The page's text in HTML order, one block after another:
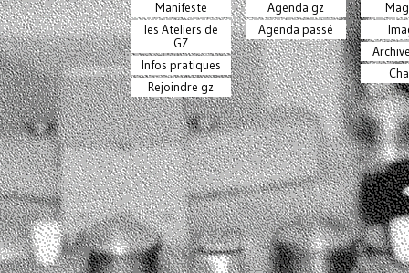
Manifeste
les Ateliers de
GZ
Infos pratiques
Rejoindre gz
Agenda gz
Agenda passé